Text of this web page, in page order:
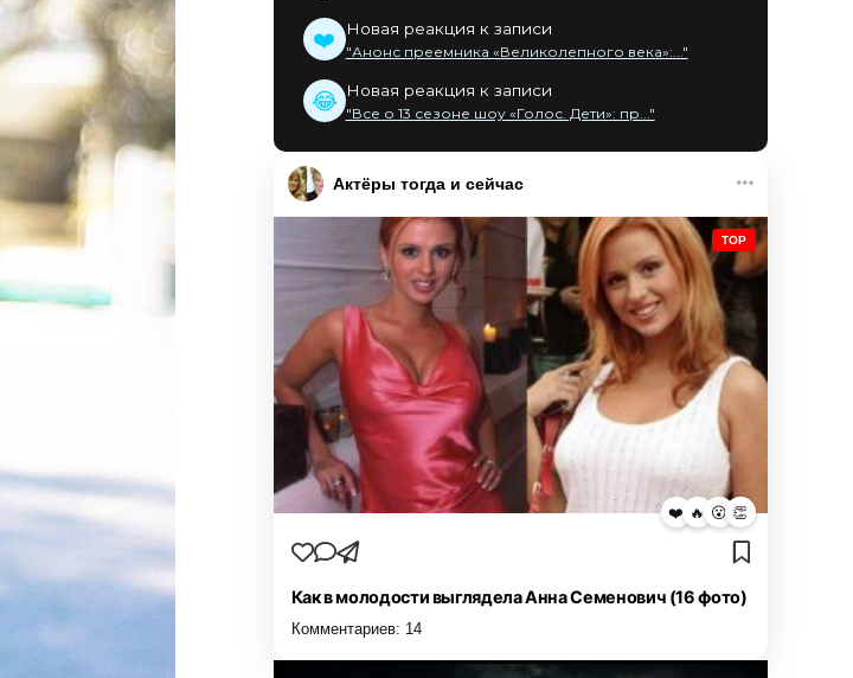
❤️ Новая реакция к записи
"Анонс преемника «Великолепного века»:..."
😂 Новая реакция к записи
"Все о 13 сезоне шоу «Голос. Дети»: пр..."
Актёры тогда и сейчас
TOP
❤️ 🔥 😮 👏
Как в молодости выглядела Анна Семенович (16 фото)
Комментариев: 14